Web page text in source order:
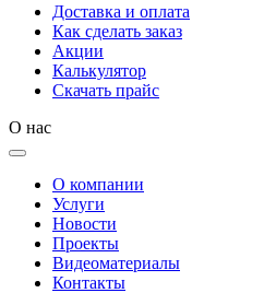
Доставка и оплата
Как сделать заказ
Акции
Калькулятор
Скачать прайс
О нас
О компании
Услуги
Новости
Проекты
Видеоматериалы
Контакты